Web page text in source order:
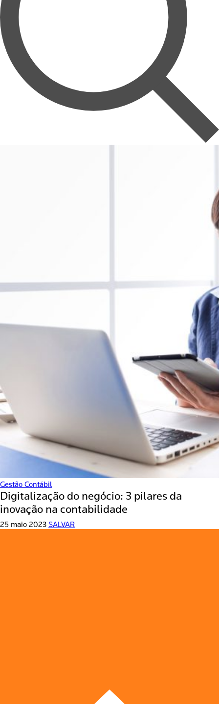
Gestão Contábil
Digitalização do negócio: 3 pilares da
inovação na contabilidade
25 maio 2023 SALVAR